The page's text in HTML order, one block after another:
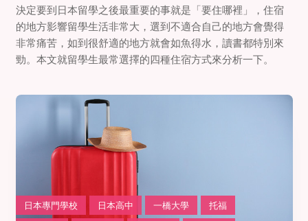
決定要到日本留學之後最重要的事就是「要住哪裡」，住宿
的地方影響留學生活非常大，選到不適合自己的地方會覺得
非常痛苦，如到很舒適的地方就會如魚得水，讀書都特別來
勁。本文就留學生最常選擇的四種住宿方式來分析一下。
日本專門學校 日本高中 一橋大學
托福